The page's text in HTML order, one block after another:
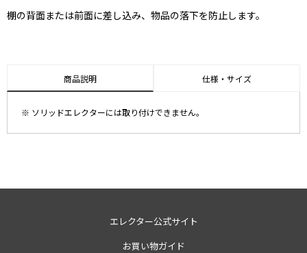
棚の背面または前面に差し込み、物品の落下を防止します。
商品説明 仕様・サイズ
※ ソリッドエレクターには取り付けできません。
エレクター公式サイト
お買い物ガイド